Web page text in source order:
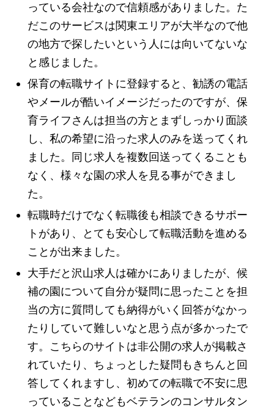
っている会社なので信頼感がありました。た
だこのサービスは関東エリアが大半なので他
の地方で探したいという人には向いてないな
と感じました。
保育の転職サイトに登録すると、勧誘の電話
やメールが酷いイメージだったのですが、保
育ライフさんは担当の方とまずしっかり面談
し、私の希望に沿った求人のみを送ってくれ
ました。同じ求人を複数回送ってくることも
なく、様々な園の求人を見る事ができまし
た。
転職時だけでなく転職後も相談できるサポー
トがあり、とても安心して転職活動を進める
ことが出来ました。
大手だと沢山求人は確かにありましたが、候
補の園について自分が疑問に思ったことを担
当の方に質問しても納得がいく回答がなかっ
たりしていて難しいなと思う点が多かったで
す。こちらのサイトは非公開の求人が掲載さ
れていたり、ちょっとした疑問もきちんと回
答してくれますし、初めての転職で不安に思
っていることなどもベテランのコンサルタン